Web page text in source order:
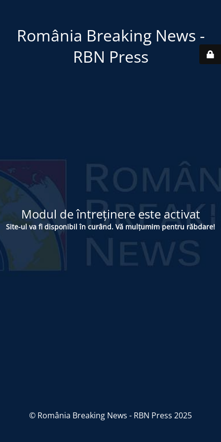
România Breaking News -
RBN Press
Modul de întreținere este activat
Site-ul va fi disponibil în curând. Vă mulțumim pentru răbdare!
© România Breaking News - RBN Press 2025